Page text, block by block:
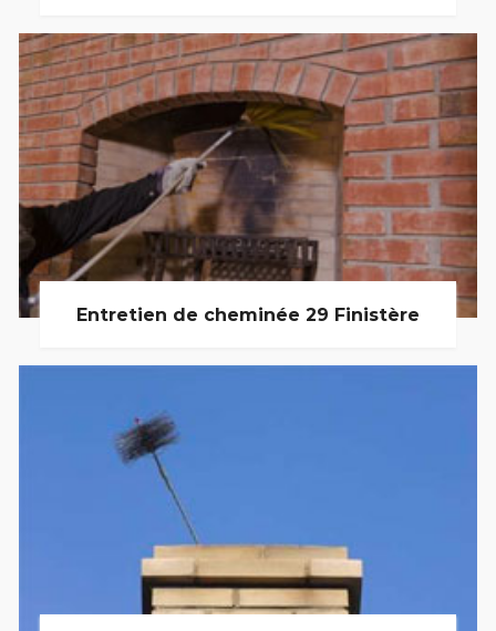
Entretien de cheminée 29 Finistère